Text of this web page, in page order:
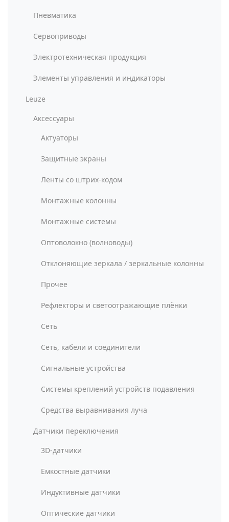
Пневматика
Сервоприводы
Электротехническая продукция
Элементы управления и индикаторы
Leuze
Аксессуары
Актуаторы
Защитные экраны
Ленты со штрих-кодом
Монтажные колонны
Монтажные системы
Оптоволокно (волноводы)
Отклоняющие зеркала / зеркальные колонны
Прочее
Рефлекторы и светоотражающие плёнки
Сеть
Сеть, кабели и соединители
Сигнальные устройства
Системы креплений устройств подавления
Средства выравнивания луча
Датчики переключения
3D-датчики
Емкостные датчики
Индуктивные датчики
Оптические датчики